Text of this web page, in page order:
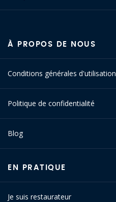
À PROPOS DE NOUS
Conditions générales d'utilisation
Politique de confidentialité
Blog
EN PRATIQUE
Je suis restaurateur